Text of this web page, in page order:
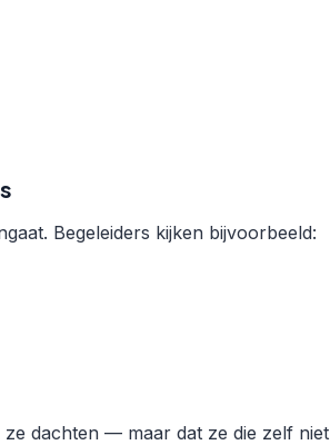
Begeleiders kijken bijvoorbeeld:
dachten — maar dat ze die zelf niet